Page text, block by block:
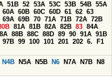
51B 52 53A 53C 53B 54B 55A
60A 60B 60C 60D 61 62 63
69A 69B 70 71A 71B 72A 72B
81A 81B 82A 82B 83 84A
88B 88C 88D 89 90 91A 91B
97B 99 100 101 201 202 6.
F1
N4B N5A N5B N6 N7A N7B
N8